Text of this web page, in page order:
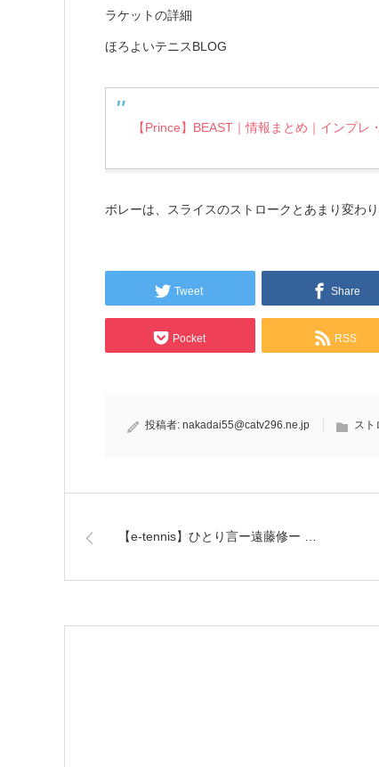
ラケットの詳細
ほろよいテニスBLOG
【Prince】BEAST｜情報まとめ｜インプレ
ボレーは、スライスのストロークとあまり変わ
Tweet Share
Pocket RSS
投稿者: nakadai55@catv296.ne.jp スト
【e-tennis】ひとり言ー遠藤修ー …